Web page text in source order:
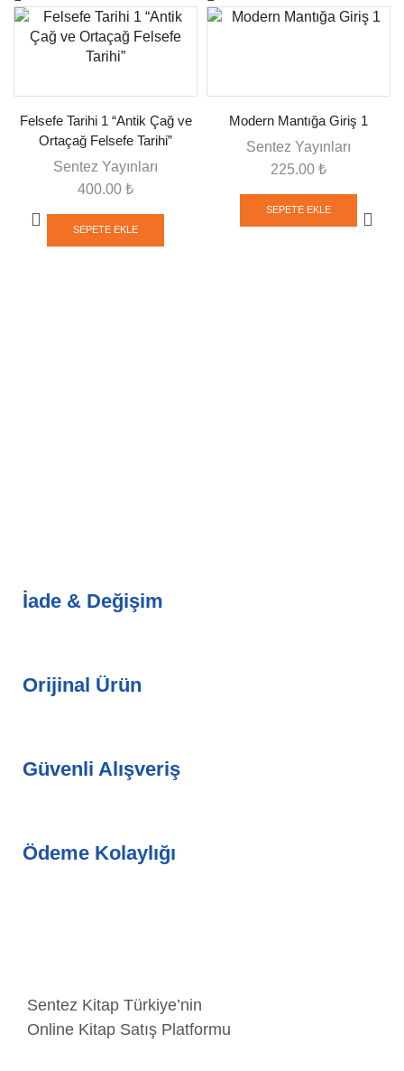
Felsefe Tarihi 1 “Antik Çağ ve
Ortaçağ Felsefe Tarihi”
Sentez Yayınları
400.00 ₺
SEPETE EKLE
Modern Mantığa Giriş 1
Sentez Yayınları
225.00 ₺
SEPETE EKLE
İade & Değişim
Orijinal Ürün
Güvenli Alışveriş
Ödeme Kolaylığı
Sentez Kitap Türkiye’nin
Online Kitap Satış Platformu